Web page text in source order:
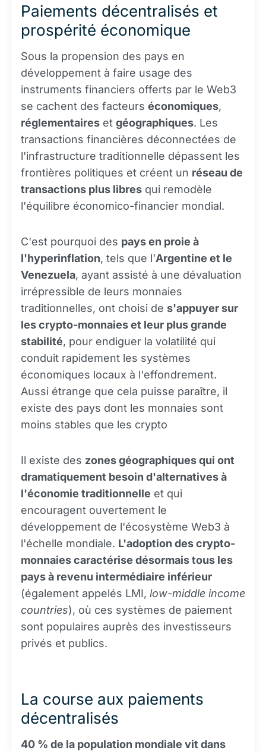
Paiements décentralisés et
prospérité économique
Sous la propension des pays en
développement à faire usage des
instruments financiers offerts par le Web3
se cachent des facteurs économiques,
réglementaires et géographiques. Les
transactions financières déconnectées de
l'infrastructure traditionnelle dépassent les
frontières politiques et créent un réseau de
transactions plus libres qui remodèle
l'équilibre économico-financier mondial.
C'est pourquoi des pays en proie à
l'hyperinflation, tels que l'Argentine et le
Venezuela, ayant assisté à une dévaluation
irrépressible de leurs monnaies
traditionnelles, ont choisi de s'appuyer sur
les crypto-monnaies et leur plus grande
stabilité, pour endiguer la volatilité qui
conduit rapidement les systèmes
économiques locaux à l'effondrement.
Aussi étrange que cela puisse paraître, il
existe des pays dont les monnaies sont
moins stables que les crypto
Il existe des zones géographiques qui ont
dramatiquement besoin d'alternatives à
l'économie traditionnelle et qui
encouragent ouvertement le
développement de l'écosystème Web3 à
l'échelle mondiale. L'adoption des crypto-
monnaies caractérise désormais tous les
pays à revenu intermédiaire inférieur
(également appelés LMI, low-middle income
countries), où ces systèmes de paiement
sont populaires auprès des investisseurs
privés et publics.
La course aux paiements
décentralisés
40 % de la population mondiale vit dans